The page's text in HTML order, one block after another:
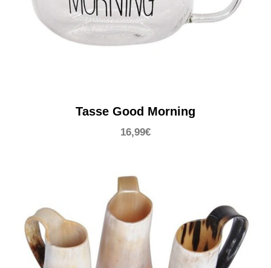
Tasse Good Morning
16,99€